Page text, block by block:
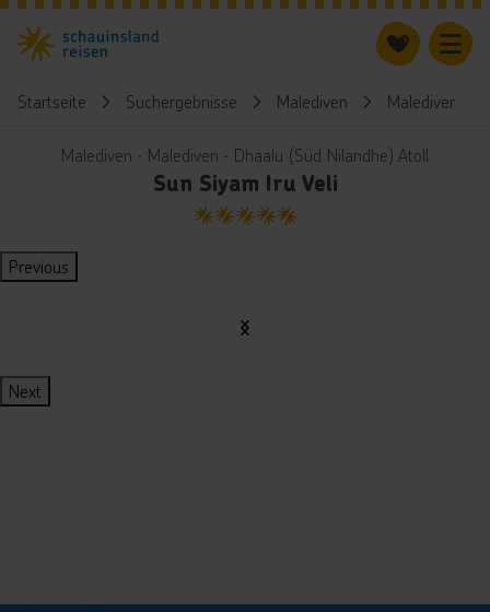
Startseite Suchergebnisse Malediven Malediven
Malediven ∙ Malediven ∙ Dhaalu (Süd Nilandhe) Atoll
Sun Siyam Iru Veli
5
Previous
Next